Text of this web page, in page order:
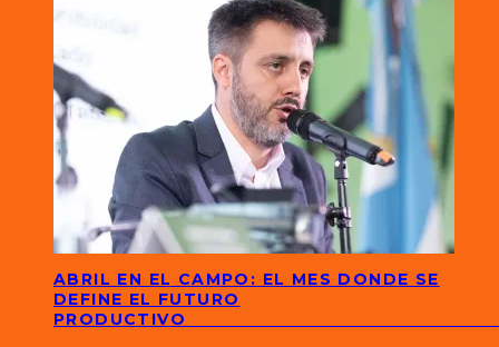
ABRIL EN EL CAMPO: EL MES DONDE SE
DEFINE EL FUTURO
PRODUCTIVO